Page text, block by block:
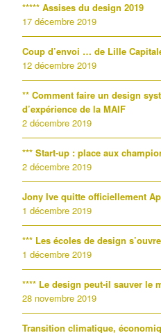
***** Assises du design 2019
17 décembre 2019
Coup d’envoi … de Lille
12 décembre 2019
** Comment faire un design
d’expérience de la MAIF
2 décembre 2019
*** Start-up : place aux
2 décembre 2019
Jony Ive quitte officiellement
1 décembre 2019
*** Les écoles de design
1 décembre 2019
**** Le design peut-il sauver le
28 novembre 2019
Transition climatique,